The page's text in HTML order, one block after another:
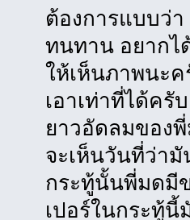
ต้องการแบบว่
ทนทาน อยากไ
ให้เห็นภาพนะ
เอาเท่าที่ได้ค
ยาวอัดลมของ
จะเห็นวันที่ว่า
กระทู้นั้นพี่มดมี
เปอร์ในกระทู้